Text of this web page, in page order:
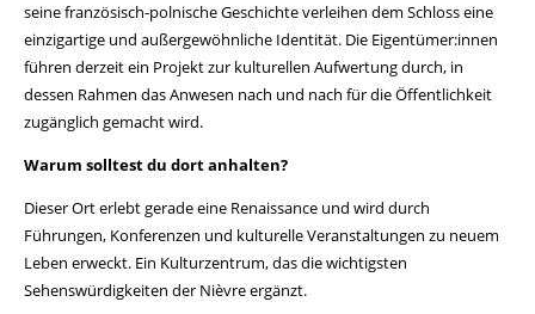
seine französisch-polnische Geschichte verleihen dem Schloss eine
einzigartige und außergewöhnliche Identität. Die Eigentümer:innen
führen derzeit ein Projekt zur kulturellen Aufwertung durch, in
dessen Rahmen das Anwesen nach und nach für die Öffentlichkeit
zugänglich gemacht wird.
Warum solltest du dort anhalten?
Dieser Ort erlebt gerade eine Renaissance und wird durch
Führungen, Konferenzen und kulturelle Veranstaltungen zu neuem
Leben erweckt. Ein Kulturzentrum, das die wichtigsten
Sehenswürdigkeiten der Nièvre ergänzt.